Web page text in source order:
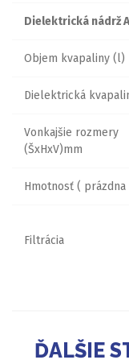
Dielektrická nádrž
Objem kvapaliny (l)
Dielektrická
Vonkajšie rozmery
(ŠxHxV)mm
Hmotnosť ( prázdna
Filtrácia
ĎALŠIE